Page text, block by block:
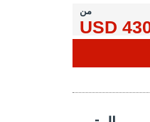
من
فندق للبيع في بيوغلو بالقرب من ميدان